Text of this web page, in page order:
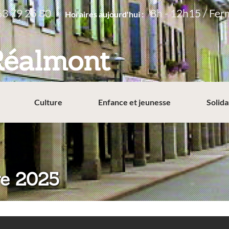
79 25 80 Horaires aujourd'hui : 8h - 12h15 /
Culture Enfance et jeunesse
2025